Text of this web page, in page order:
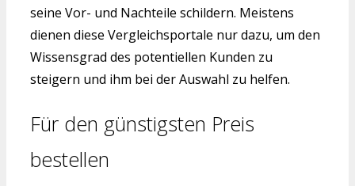
seine Vor- und Nachteile schildern. Meistens
dienen diese Vergleichsportale nur dazu, um den
Wissensgrad des potentiellen Kunden zu
steigern und ihm bei der Auswahl zu helfen.
Für den günstigsten Preis
bestellen